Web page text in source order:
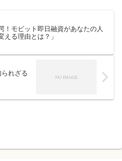
！モビット即日融資があなたの人
える理由とは？」
られざる